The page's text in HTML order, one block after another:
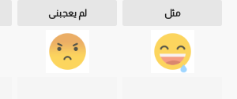
مثل لم يعجبنى